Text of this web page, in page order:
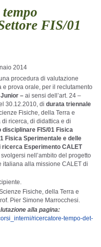
FIS/01
2014
procedura di valutazione
prova orale, per il reclutamento
– ai sensi dell’art. 24 –
30.12.2010, di durata triennale
Fisiche, della Terra e
ricerca, di didattica e di
FIS/01 Fisica
Fisica Sperimentale e delle
ricerca Esperimento CALET
nell’ambito del progetto
italiana alla missione CALET di
Fisiche, della Terra e
Pier Simone Marrocchesi.
alla pagina:
ricercatore-tempo-det-